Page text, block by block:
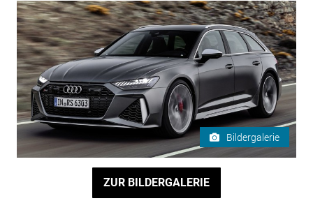
Bildergalerie
ZUR BILDERGALERIE